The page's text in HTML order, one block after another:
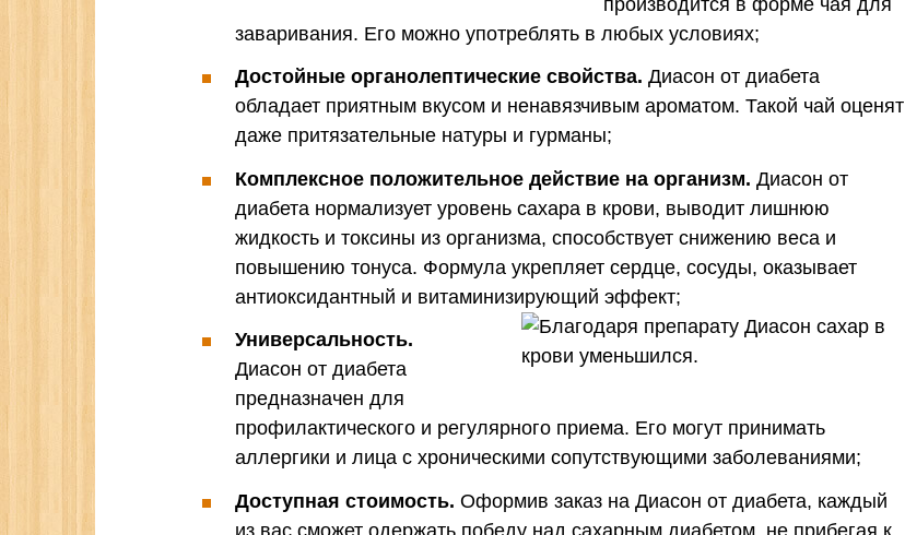
заваривания. Его можно употреблять в любых условиях;
Достойные органолептические свойства. Диасон от диабета
обладает приятным вкусом и ненавязчивым ароматом. Такой чай оценят
даже притязательные натуры и гурманы;
Комплексное положительное действие на организм. Диасон от
диабета нормализует уровень сахара в крови, выводит лишнюю
жидкость и токсины из организма, способствует снижению веса и
повышению тонуса. Формула укрепляет сердце, сосуды, оказывает
антиоксидантный и витаминизирующий эффект;
Универсальность.
Диасон от диабета
предназначен для
профилактического и регулярного приема. Его могут принимать
аллергики и лица с хроническими сопутствующими заболеваниями;
Доступная стоимость. Оформив заказ на Диасон от диабета, каждый
из вас сможет одержать победу над сахарным диабетом, не прибегая к